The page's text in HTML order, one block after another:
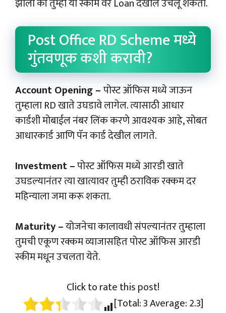
झाली की तुम्ही या स्कीम वर Loan देखील उचलू शकता.
Post Office RD Scheme मध्ये
गुंतवणूक कशी करावी?
Account Opening –पोस्ट ऑफिस मध्ये जाऊन
तुम्हाला RD खाते उघडावे लागेल. त्यासाठी आधार
कार्डशी मोबाईल नंबर लिंक करणे आवश्यक आहे, सोबत
आधारकार्ड आणि पॅन कार्ड देखील लागते.
Investment –पोस्ट ऑफिस मध्ये आरडी खाते
उघडल्यानंतर त्या खात्यावर तुम्ही ठराविक रक्कम दर
महिन्याला जमा करू शकता.
Maturity –योजनेचा कालावधी संपल्यानंतर तुम्हाला
तुमची एकूण रक्कम व्याजासहित पोस्ट ऑफिस आरडी
स्कीम मधून उचलता येते.
Click to rate this post!
[Total:3Average:2.3]